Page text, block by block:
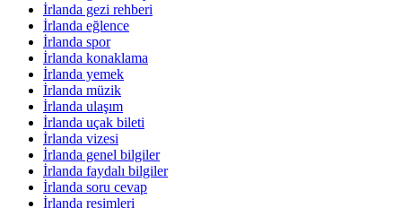
İrlanda gezi rehberi
İrlanda eğlence
İrlanda spor
İrlanda konaklama
İrlanda yemek
İrlanda müzik
İrlanda ulaşım
İrlanda uçak bileti
İrlanda vizesi
İrlanda genel bilgiler
İrlanda faydalı bilgiler
İrlanda soru cevap
İrlanda resimleri